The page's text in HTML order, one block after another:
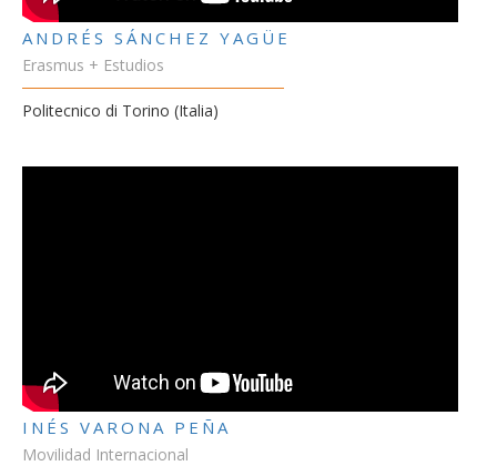
ANDRÉS SÁNCHEZ YAGÜE
Erasmus + Estudios
Politecnico di Torino (Italia)
INÉS VARONA PEÑA
Movilidad Internacional